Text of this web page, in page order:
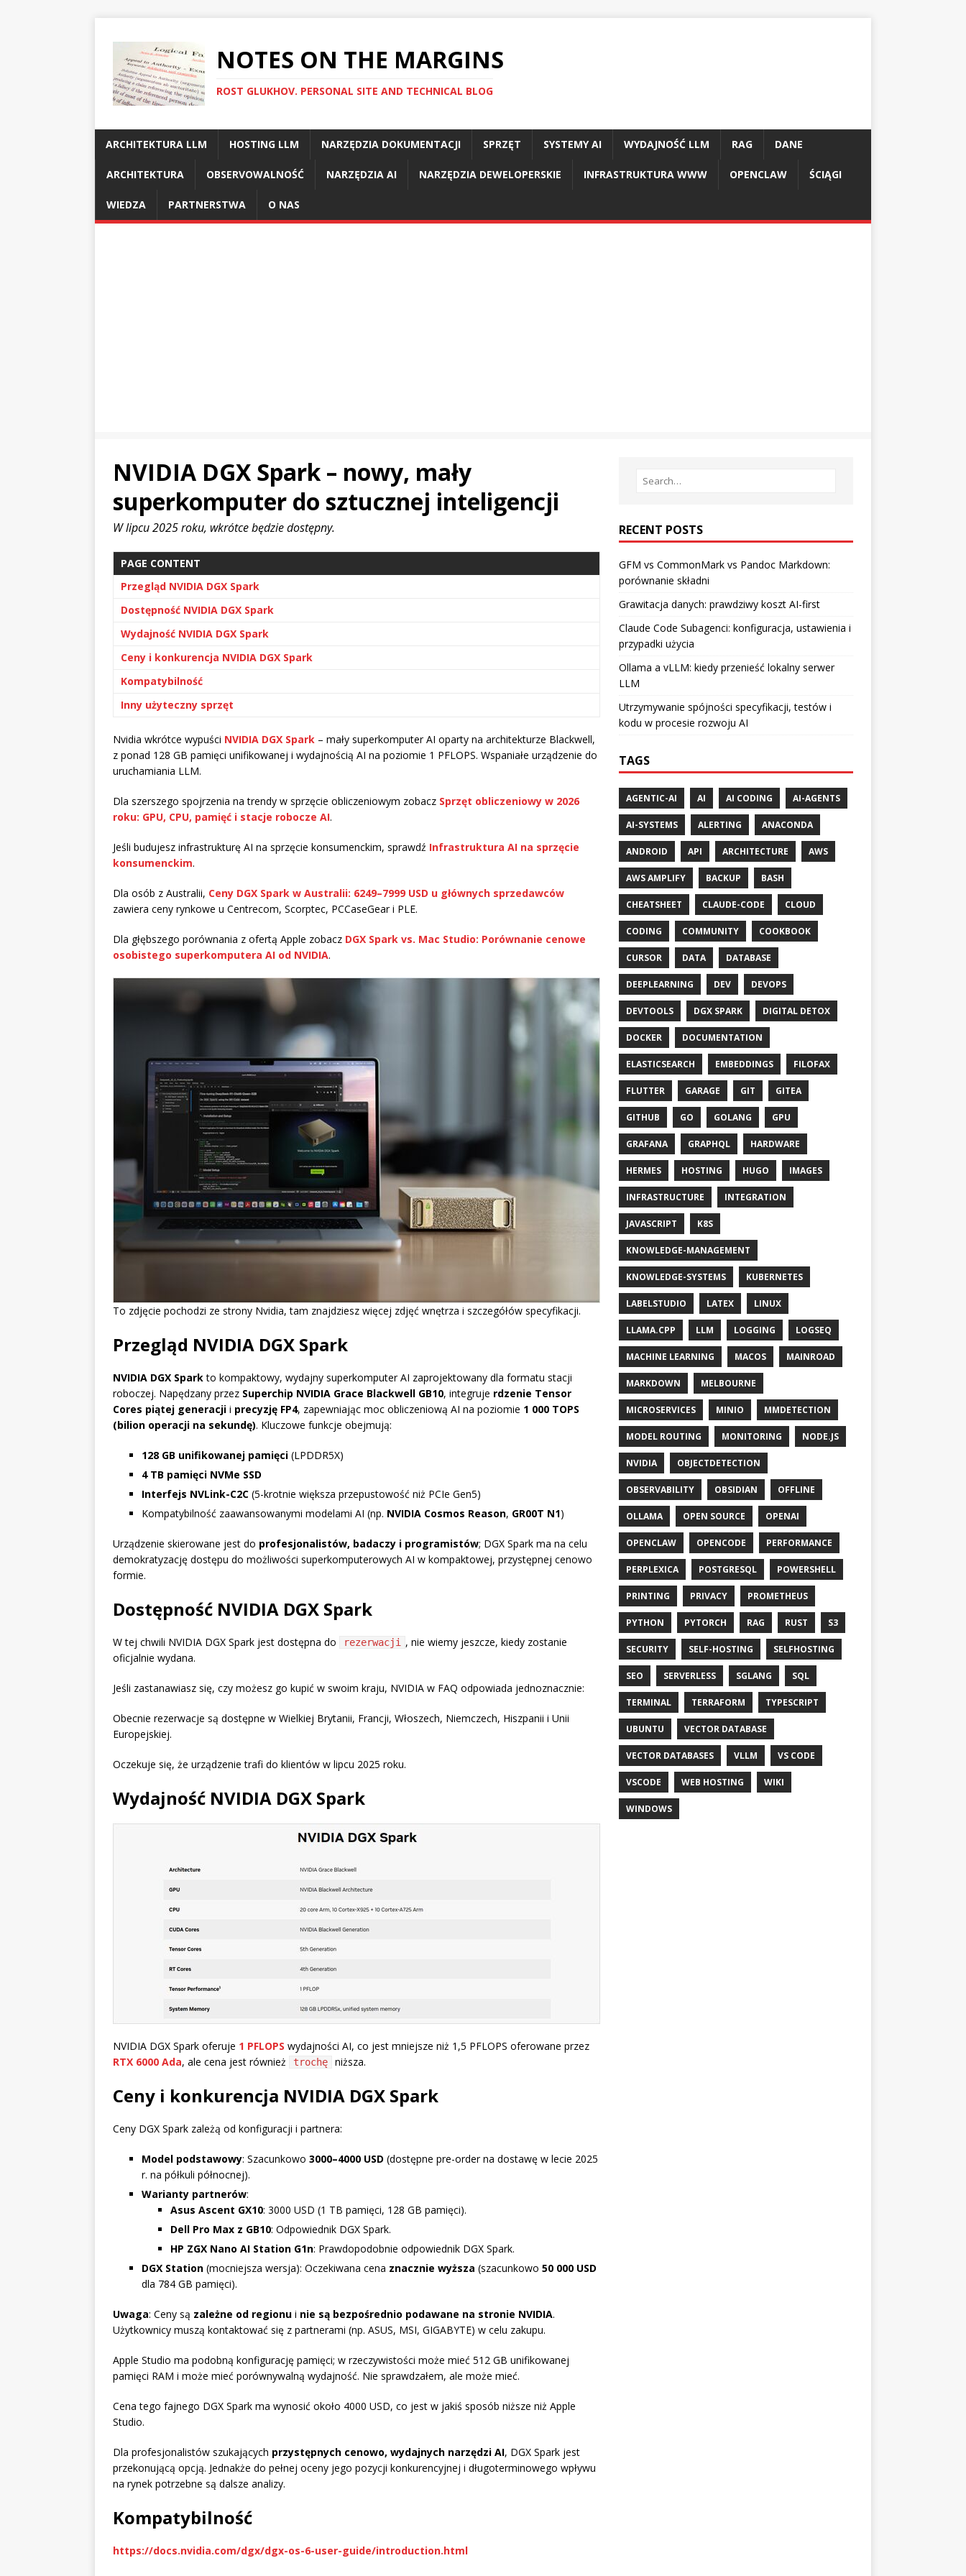
NOTES ON THE MARGINS
ROST GLUKHOV. PERSONAL SITE AND TECHNICAL BLOG
ARCHITEKTURA LLM HOSTING LLM NARZĘDZIA DOKUMENTACJI SPRZĘT SYSTEMY AI WYDAJNOŚĆ LLM RAG DANE
ARCHITEKTURA OBSERVOWALNOŚĆ NARZĘDZIA AI NARZĘDZIA DEWELOPERSKIE INFRASTRUKTURA WWW OPENCLAW ŚCIĄGI
WIEDZA PARTNERSTWA O NAS
NVIDIA DGX Spark – nowy, mały
superkomputer do sztucznej inteligencji
W lipcu 2025 roku, wkrótce będzie dostępny.
PAGE CONTENT
Przegląd NVIDIA DGX Spark
Dostępność NVIDIA DGX Spark
Wydajność NVIDIA DGX Spark
Ceny i konkurencja NVIDIA DGX Spark
Kompatybilność
Inny użyteczny sprzęt
Nvidia wkrótce wypuści NVIDIA DGX Spark – mały superkomputer AI oparty na architekturze Blackwell,
z ponad 128 GB pamięci unifikowanej i wydajnością AI na poziomie 1 PFLOPS. Wspaniałe urządzenie do
uruchamiania LLM.
Dla szerszego spojrzenia na trendy w sprzęcie obliczeniowym zobacz Sprzęt obliczeniowy w 2026
roku: GPU, CPU, pamięć i stacje robocze AI.
Jeśli budujesz infrastrukturę AI na sprzęcie konsumenckim, sprawdź Infrastruktura AI na sprzęcie
konsumenckim.
Dla osób z Australii, Ceny DGX Spark w Australii: 6249–7999 USD u głównych sprzedawców
zawiera ceny rynkowe u Centrecom, Scorptec, PCCaseGear i PLE.
Dla głębszego porównania z ofertą Apple zobacz DGX Spark vs. Mac Studio: Porównanie cenowe
osobistego superkomputera AI od NVIDIA.
To zdjęcie pochodzi ze strony Nvidia, tam znajdziesz więcej zdjęć wnętrza i szczegółów specyfikacji.
Przegląd NVIDIA DGX Spark
NVIDIA DGX Sparkto kompaktowy, wydajny superkomputer AI zaprojektowany dla formatu stacji
roboczej. Napędzany przez Superchip NVIDIA Grace Blackwell GB10, integruje rdzenie Tensor
Cores piątej generacji i precyzję FP4, zapewniając moc obliczeniową AI na poziomie 1 000 TOPS
(bilion operacji na sekundę). Kluczowe funkcje obejmują:
128 GB unifikowanej pamięci (LPDDR5X)
4 TB pamięci NVMe SSD
Interfejs NVLink-C2C (5-krotnie większa przepustowość niż PCIe Gen5)
Kompatybilność zaawansowanymi modelami AI (np. NVIDIA Cosmos Reason, GR00T N1)
Urządzenie skierowane jest do profesjonalistów, badaczy i programistów; DGX Spark ma na celu
demokratyzację dostępu do możliwości superkomputerowych AI w kompaktowej, przystępnej cenowo
formie.
Dostępność NVIDIA DGX Spark
W tej chwili NVIDIA DGX Spark jest dostępna do rezerwacji
, nie wiemy jeszcze, kiedy zostanie
oficjalnie wydana.
Jeśli zastanawiasz się, czy możesz go kupić w swoim kraju, NVIDIA w FAQ odpowiada jednoznacznie:
Obecnie rezerwacje są dostępne w Wielkiej Brytanii, Francji, Włoszech, Niemczech, Hiszpanii i Unii
Europejskiej.
Oczekuje się, że urządzenie trafi do klientów w lipcu 2025 roku.
Wydajność NVIDIA DGX Spark
NVIDIA DGX Spark oferuje 1 PFLOPS wydajności AI, co jest mniejsze niż 1,5 PFLOPS oferowane przez
RTX 6000 Ada, ale cena jest również trochę niższa.
Ceny i konkurencja NVIDIA DGX Spark
Ceny DGX Spark zależą od konfiguracji i partnera:
Model podstawowy: Szacunkowo 3000–4000 USD (dostępne pre-order na dostawę w lecie 2025
r. na półkuli północnej).
Warianty partnerów:
Asus Ascent GX10: 3000 USD (1 TB pamięci, 128 GB pamięci).
Dell Pro Max z GB10: Odpowiednik DGX Spark.
HP ZGX Nano AI Station G1n: Prawdopodobnie odpowiednik DGX Spark.
DGX Station (mocniejsza wersja): Oczekiwana cena znacznie wyższa (szacunkowo 50 000 USD
dla 784 GB pamięci).
Uwaga: Ceny są zależne od regionu i nie są bezpośrednio podawane na stronie NVIDIA.
Użytkownicy muszą kontaktować się z partnerami (np. ASUS, MSI, GIGABYTE) w celu zakupu.
Apple Studio ma podobną konfigurację pamięci; w rzeczywistości może mieć 512 GB unifikowanej
pamięci RAM i może mieć porównywalną wydajność. Nie sprawdzałem, ale może mieć.
Cena tego fajnego DGX Spark ma wynosić około 4000 USD, co jest w jakiś sposób niższe niż Apple
Studio.
Dla profesjonalistów szukających przystępnych cenowo, wydajnych narzędzi AI, DGX Spark jest
przekonującą opcją. Jednakże do pełnej oceny jego pozycji konkurencyjnej i długoterminowego wpływu
na rynek potrzebne są dalsze analizy.
Kompatybilność
https://docs.nvidia.com/dgx/dgx-os-6-user-guide/introduction.html
RECENT POSTS
GFM vs CommonMark vs Pandoc Markdown:
porównanie składni
Grawitacja danych: prawdziwy koszt AI-first
Claude Code Subagenci: konfiguracja, ustawienia i
przypadki użycia
Ollama a vLLM: kiedy przenieść lokalny serwer
LLM
Utrzymywanie spójności specyfikacji, testów i
kodu w procesie rozwoju AI
TAGS
AGENTIC-AI AI AI CODING AI-AGENTS
AI-SYSTEMS ALERTING ANACONDA
ANDROID API ARCHITECTURE AWS
AWS AMPLIFY BACKUP BASH
CHEATSHEET CLAUDE-CODE CLOUD
CODING COMMUNITY COOKBOOK
CURSOR DATA DATABASE
DEEPLEARNING DEV DEVOPS
DEVTOOLS DGX SPARK DIGITAL DETOX
DOCKER DOCUMENTATION
ELASTICSEARCH EMBEDDINGS FILOFAX
FLUTTER GARAGE GIT GITEA
GITHUB GO GOLANG GPU
GRAFANA GRAPHQL HARDWARE
HERMES HOSTING HUGO IMAGES
INFRASTRUCTURE INTEGRATION
JAVASCRIPT K8S
KNOWLEDGE-MANAGEMENT
KNOWLEDGE-SYSTEMS KUBERNETES
LABELSTUDIO LATEX LINUX
LLAMA.CPP LLM LOGGING LOGSEQ
MACHINE LEARNING MACOS MAINROAD
MARKDOWN MELBOURNE
MICROSERVICES MINIO MMDETECTION
MODEL ROUTING MONITORING NODE.JS
NVIDIA OBJECTDETECTION
OBSERVABILITY OBSIDIAN OFFLINE
OLLAMA OPEN SOURCE OPENAI
OPENCLAW OPENCODE PERFORMANCE
PERPLEXICA POSTGRESQL POWERSHELL
PRINTING PRIVACY PROMETHEUS
PYTHON PYTORCH RAG RUST S3
SECURITY SELF-HOSTING SELFHOSTING
SEO SERVERLESS SGLANG SQL
TERMINAL TERRAFORM TYPESCRIPT
UBUNTU VECTOR DATABASE
VECTOR DATABASES VLLM VS CODE
VSCODE WEB HOSTING WIKI
WINDOWS